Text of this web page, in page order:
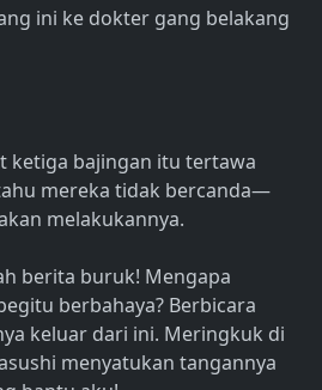
ini ke dokter gang belakang
ketiga bajingan itu tertawa
mereka tidak bercanda—
melakukannya.
berita buruk! Mengapa
berbahaya? Berbicara
keluar dari ini. Meringkuk di
menyatukan tangannya